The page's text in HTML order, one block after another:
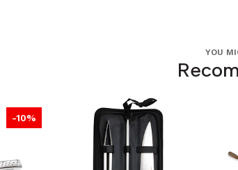
YOU
-10%